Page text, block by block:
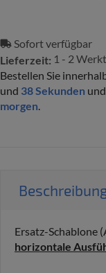
Sofort verfügbar
Lieferzeit: 1 - 2
Bestellen Sie
und 37 Sekunden
morgen.
Ersatz-Schablone
horizontale